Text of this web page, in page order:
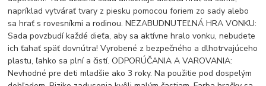
napríklad vytvárať tvary z piesku pomocou foriem zo sady alebo
sa hrať s rovesníkmi a rodinou. NEZABUDNUTEĽNÁ HRA VONKU:
Sada povzbudí každé dieťa, aby sa aktívne hralo vonku, nebudete
ich ťahať späť dovnútra! Vyrobené z bezpečného a dlhotrvajúceho
plastu, ľahko sa plní a čistí. ODPORÚČANIA A VAROVANIA:
Nevhodné pre deti mladšie ako 3 roky. Na použitie pod dospelým